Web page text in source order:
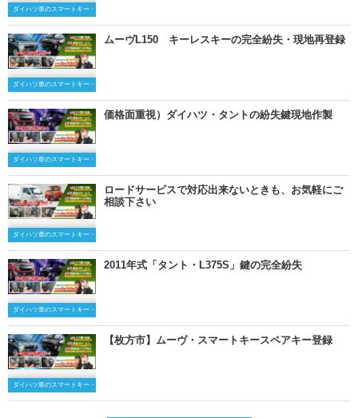
ダイハツ車のスマートキー・キーレスキー
ダイハツ車のスマートキー・キーレスキー
ムーヴL150 キーレスキーの完全紛失・現地再登録
ダイハツ車のスマートキー・キーレスキー
価格面重視）ダイハツ・タントの紛失鍵現地作製
ダイハツ車のスマートキー・キーレスキー
ロードサービスで対応出来ないときも、お気軽にご
相談下さい
ダイハツ車のスマートキー・キーレスキー
2011年式「タント・L375S」鍵の完全紛失
ダイハツ車のスマートキー・キーレスキー
【枚方市】ムーヴ・スマートキースペアキー登録